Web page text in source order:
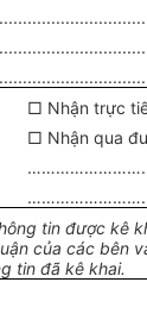
□ Nhận trực
□ Nhận qua
tin được kê
của các bên
tin đã kê khai.